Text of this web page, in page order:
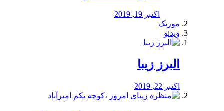
اکتبر 19, 2019
موزیک
ویدئو
البرز زیبا
اکتبر 22, 2019